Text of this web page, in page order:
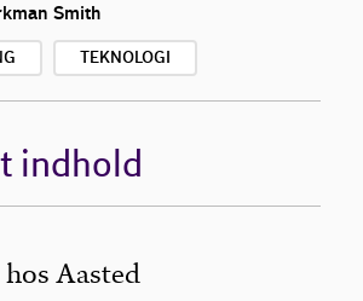
Smith
TEKNOLOGI
indhold
Aasted